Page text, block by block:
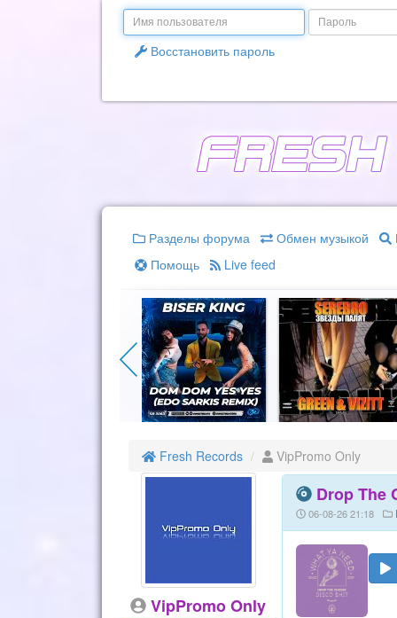
Email
Пароль
Восстановить пароль
Разделы форума Обмен музыкой
Помощь
Live feed
Fresh Records VipPromo Only
VipPromo Only
Drop The
06-08-26 21:18